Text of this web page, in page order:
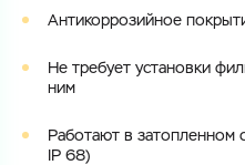
Комментарий
Номер телефона
Город
ЗАГРУЗИТЬ
Антикоррозийное
Не требует установки
ним
Работают в затопленном
IP 68)